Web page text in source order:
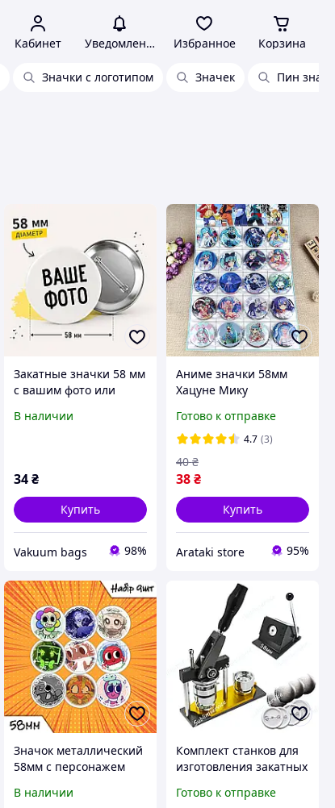
Кабинет Уведомления Избранное Корзина
Значки с логотипом Значек Пин
Закатные значки 58 мм
с вашим фото или
значков по заказу |
В наличии
34 ₴
Купить
Vakuum bags 98%
Аниме значки 58мм
Хацуне Мику
Готово к отправке
4.7 (3)
38₴
40 ₴
Купить
Arataki store 95%
Значок металлический
58мм с персонажем
world
В наличии
Комплект станков для
изготовления закатных
диаметр 58мм
Готово к отправке